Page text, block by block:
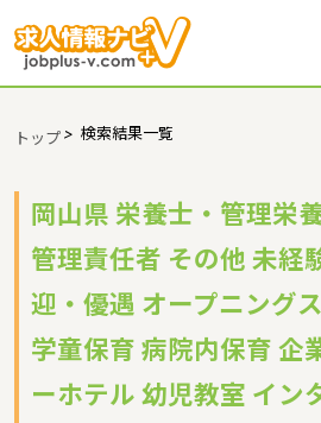
トップ> 検索結果一覧
岡山県 栄養士・管理栄
管理責任者 その他 未経
迎・優遇 オープニング
学童保育 病院内保育 企
ーホテル 幼児教室 イン